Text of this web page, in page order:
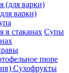
варки)
Супы
пюре
Сухофрукты